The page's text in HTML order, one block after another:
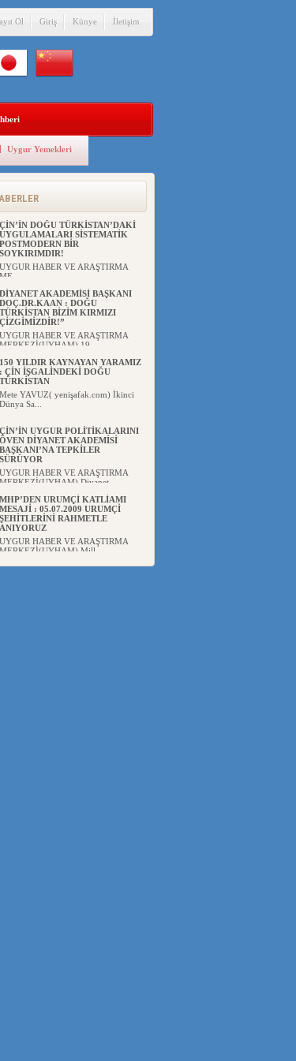
Ol Giriş Künye İletişim
Uygur Yemekleri
PARTİ GENEL
AĞIRALİOĞLU : ÇİN’İN
SOYKIRIMI BİR
UYGUR HABER VE ARAŞTIRMA
ÇİN’İN DOĞU TÜRKİSTAN’DAKİ
UYGULAMALARI SİSTEMATİK
POSTMODERN BİR
SOYKIRIMDIR!
UYGUR HABER VE ARAŞTIRMA
ME...
DİYANET AKADEMİSİ BAŞKANI
DOÇ.DR.KAAN : DOĞU
TÜRKİSTAN BİZİM KIRMIZI
ÇİZGİMİZDİR!”
UYGUR HABER VE ARAŞTIRMA
MERKEZİ(UYHAM) 19...
150 YILDIR KAYNAYAN YARAMIZ
: ÇİN İŞGALİNDEKİ DOĞU
TÜRKİSTAN
Mete YAVUZ( yenişafak.com) İkinci
Dünya Sa...
ÇİN’İN UYGUR POLİTİKALARINI
ÖVEN DİYANET AKADEMİSİ
BAŞKANI’NA TEPKİLER
SÜRÜYOR
UYGUR HABER VE ARAŞTIRMA
MERKEZİ(UYHAM) Diyanet
MHP’DEN URUMÇİ KATLİAMI
MESAJİ : 05.07.2009 URUMÇİ
ŞEHİTLERİNİ RAHMETLE
ANIYORUZ
UYGUR HABER VE ARAŞTIRMA
MERKEZİ(UYHAM) Mill...
ANKARA BÜYÜKELÇİSİ